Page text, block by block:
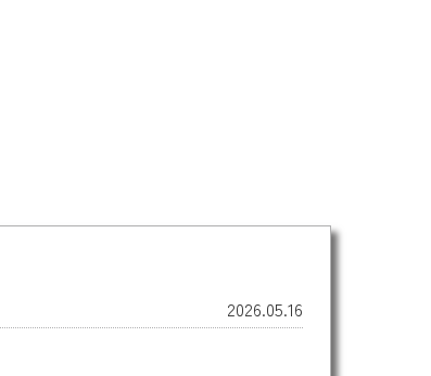
2026.05.16